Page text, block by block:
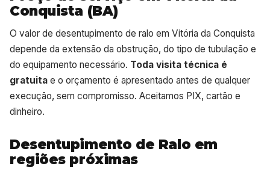
Conquista (BA)
O valor de desentupimento de ralo em Vitória da Conquista
depende da extensão da obstrução, do tipo de tubulação e
do equipamento necessário. Toda visita técnica é
gratuita e o orçamento é apresentado antes de qualquer
execução, sem compromisso. Aceitamos PIX, cartão e
dinheiro.
Desentupimento de Ralo em
regiões próximas